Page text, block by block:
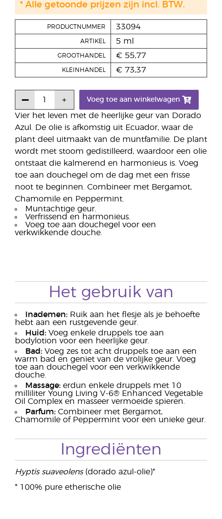
Vier het leven met de heerlijke geur van Dorado
Azul. De olie is afkomstig uit Ecuador, waar de
plant deel uitmaakt van de muntfamilie. De plant
wordt met stoom gedistilleerd, waardoor een olie
ontstaat die kalmerend en harmonieus is. Voeg
toe aan douchegel om de dag met een frisse
noot te beginnen. Combineer met Bergamot,
Chamomile en Peppermint.
Muntachtige geur.
Verfrissend en harmonieus.
Voeg toe aan douchegel voor een
verkwikkende douche.
PRODUCTNUMMER 33094
ARTIKEL 5 ml
GROOTHANDEL € 55,77
KLEINHANDEL € 73,37
Voeg toe aan winkelwagen
* Alle getoonde prijzen zijn incl. BTW.
Het gebruik van
Inademen: Ruik aan het flesje als je behoefte
hebt aan een rustgevende geur.
Huid: Voeg enkele druppels toe aan
bodylotion voor een heerlijke geur.
Bad: Voeg zes tot acht druppels toe aan een
warm bad en geniet van de vrolijke geur. Voeg
toe aan douchegel voor een verkwikkende
douche.
Massage: erdun enkele druppels met 10
milliliter Young Living V-6® Enhanced Vegetable
Oil Complex en masseer vermoeide spieren.
Parfum: Combineer met Bergamot,
Chamomile of Peppermint voor een unieke geur.
Ingrediënten
Hyptis suaveolens(dorado azul-olie)*
* 100% pure etherische olie